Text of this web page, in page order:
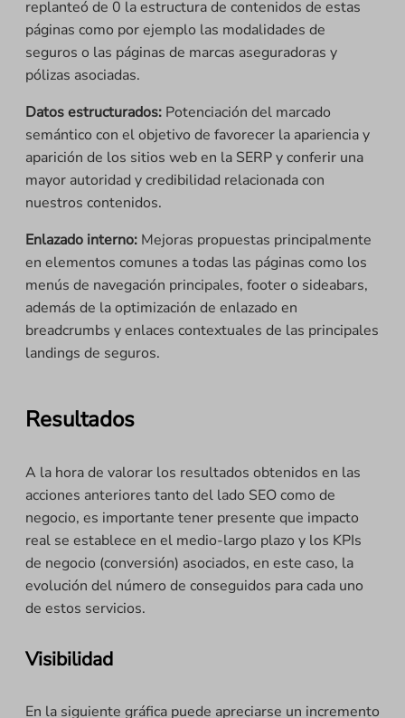
replanteó de 0 la estructura de contenidos de estas
páginas como por ejemplo las modalidades de
seguros o las páginas de marcas aseguradoras y
pólizas asociadas.
Datos estructurados: Potenciación del marcado
semántico con el objetivo de favorecer la apariencia y
aparición de los sitios web en la SERP y conferir una
mayor autoridad y credibilidad relacionada con
nuestros contenidos.
Enlazado interno: Mejoras propuestas principalmente
en elementos comunes a todas las páginas como los
menús de navegación principales, footer o sideabars,
además de la optimización de enlazado en
breadcrumbs y enlaces contextuales de las principales
landings de seguros.
Resultados
A la hora de valorar los resultados obtenidos en las
acciones anteriores tanto del lado SEO como de
negocio, es importante tener presente que impacto
real se establece en el medio-largo plazo y los KPIs
de negocio (conversión) asociados, en este caso, la
evolución del número de conseguidos para cada uno
de estos servicios.
Visibilidad
En la siguiente gráfica puede apreciarse un incremento